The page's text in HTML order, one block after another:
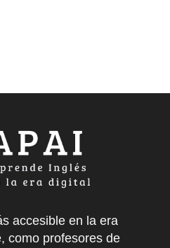
accesible en la era
como profesores de